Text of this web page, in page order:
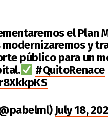
el Plan
modernizaremos y
público para un
#QuitoRenace
July 18,